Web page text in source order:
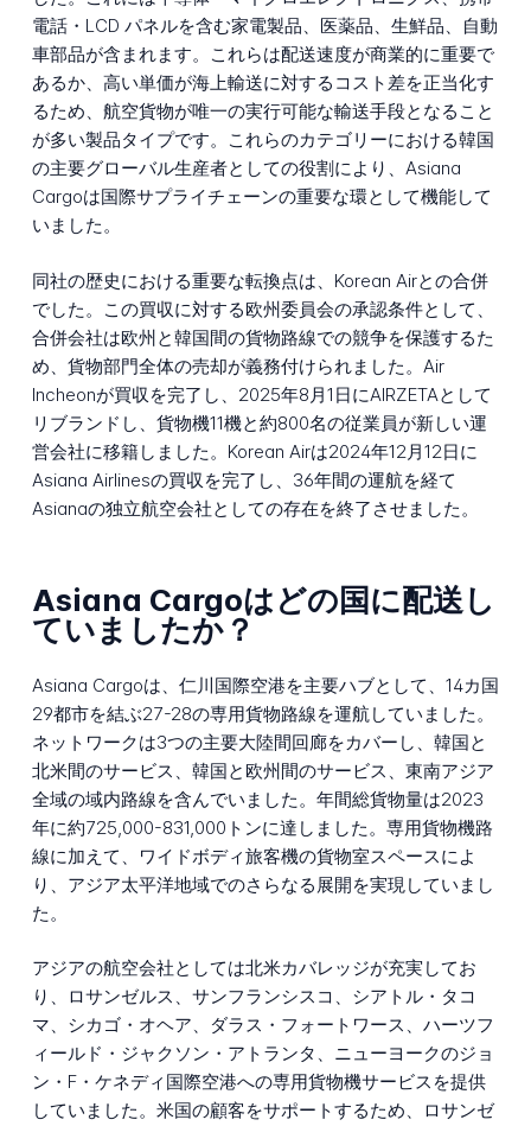
電話・LCD パネルを含む家電製品、医薬品、生鮮品、自動
車部品が含まれます。これらは配送速度が商業的に重要で
あるか、高い単価が海上輸送に対するコスト差を正当化す
るため、航空貨物が唯一の実行可能な輸送手段となること
が多い製品タイプです。これらのカテゴリーにおける韓国
の主要グローバル生産者としての役割により、Asiana
Cargoは国際サプライチェーンの重要な環として機能して
いました。
同社の歴史における重要な転換点は、Korean Airとの合併
でした。この買収に対する欧州委員会の承認条件として、
合併会社は欧州と韓国間の貨物路線での競争を保護するた
め、貨物部門全体の売却が義務付けられました。Air
Incheonが買収を完了し、2025年8月1日にAIRZETAとして
リブランドし、貨物機11機と約800名の従業員が新しい運
営会社に移籍しました。Korean Airは2024年12月12日に
Asiana Airlinesの買収を完了し、36年間の運航を経て
Asianaの独立航空会社としての存在を終了させました。
Asiana Cargoはどの国に配送し
ていましたか？
Asiana Cargoは、仁川国際空港を主要ハブとして、14カ国
29都市を結ぶ27-28の専用貨物路線を運航していました。
ネットワークは3つの主要大陸間回廊をカバーし、韓国と
北米間のサービス、韓国と欧州間のサービス、東南アジア
全域の域内路線を含んでいました。年間総貨物量は2023
年に約725,000-831,000トンに達しました。専用貨物機路
線に加えて、ワイドボディ旅客機の貨物室スペースによ
り、アジア太平洋地域でのさらなる展開を実現していまし
た。
アジアの航空会社としては北米カバレッジが充実してお
り、ロサンゼルス、サンフランシスコ、シアトル・タコ
マ、シカゴ・オヘア、ダラス・フォートワース、ハーツフ
ィールド・ジャクソン・アトランタ、ニューヨークのジョ
ン・F・ケネディ国際空港への専用貨物機サービスを提供
していました。米国の顧客をサポートするため、ロサンゼ